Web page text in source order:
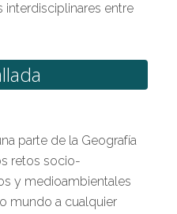
entre
parte de la Geografía
retos socio-
y medioambientales
mundo a cualquier